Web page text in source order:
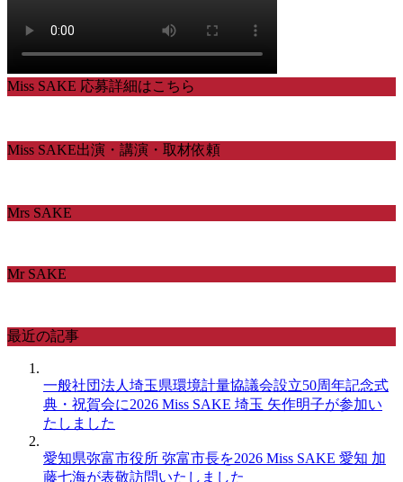
Miss SAKE 応募詳細はこちら
Miss SAKE出演・講演・取材依頼
Mrs SAKE
Mr SAKE
最近の記事
一般社団法人埼玉県環境計量協議会設立50周年記念式
典・祝賀会に2026 Miss SAKE 埼玉 矢作明子が参加い
たしました
愛知県弥富市役所 弥富市長を2026 Miss SAKE 愛知 加
藤七海が表敬訪問いたしました